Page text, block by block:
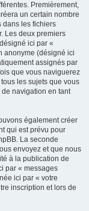
Premièrement,
un certain nombre
dans les fichiers
Les deux premiers
ici par «
anonyme (désigné ici
assignés par
que vous naviguerez
les sujets que vous
de navigation en tant
également créer
qui est prévu pour
La seconde
envoyez et que nous
à la publication de
par « messages
ici par « votre
inscription et lors de